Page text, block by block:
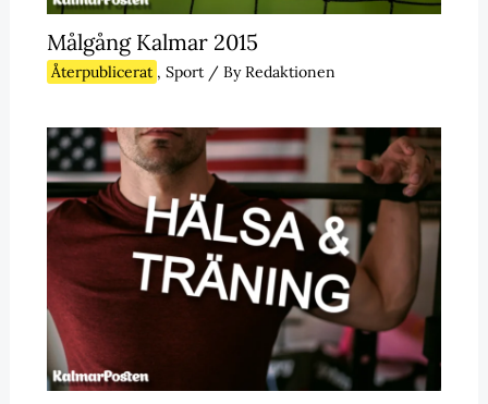
Målgång Kalmar 2015
Återpublicerat , Sport/ ByRedaktionen